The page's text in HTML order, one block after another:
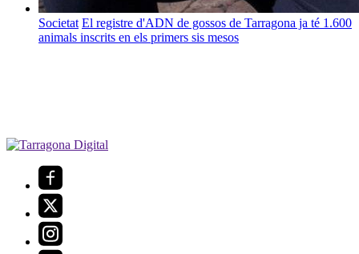
Societat El registre d'ADN de gossos de Tarragona ja té 1.600
animals inscrits en els primers sis mesos